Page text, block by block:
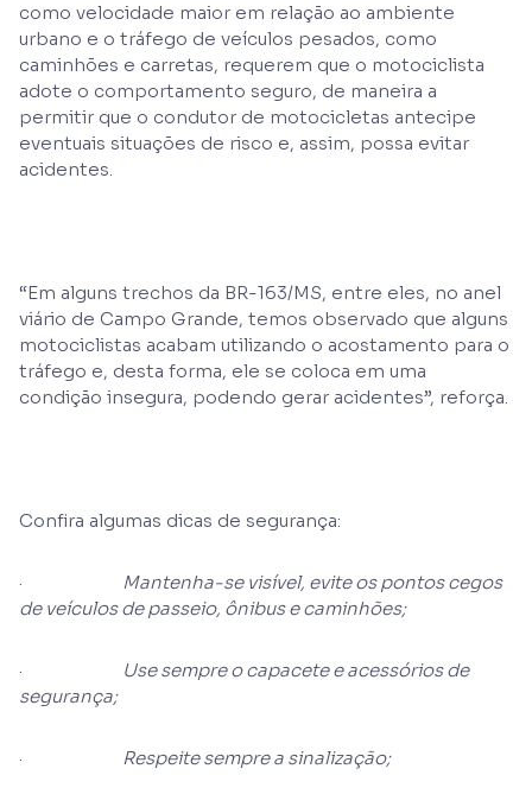
como velocidade maior em relação ao ambiente
urbano e o tráfego de veículos pesados, como
caminhões e carretas, requerem que o motociclista
adote o comportamento seguro, de maneira a
permitir que o condutor de motocicletas antecipe
eventuais situações de risco e, assim, possa evitar
acidentes.
“Em alguns trechos da BR-163/MS, entre eles, no anel
viário de Campo Grande, temos observado que alguns
motociclistas acabam utilizando o acostamento para o
tráfego e, desta forma, ele se coloca em uma
condição insegura, podendo gerar acidentes”, reforça.
Confira algumas dicas de segurança:
· Mantenha-se visível, evite os pontos cegos
de veículos de passeio, ônibus e caminhões;
·
Use sempre o capacete e acessórios de
segurança;
· Respeite sempre a sinalização;